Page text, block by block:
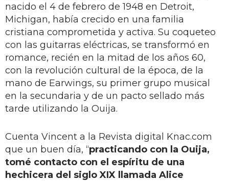
nacido el 4 de febrero de 1948 en Detroit,
Michigan, había crecido en una familia
cristiana comprometida y activa. Su coqueteo
con las guitarras eléctricas, se transformó en
romance, recién en la mitad de los años 60,
con la revolución cultural de la época, de la
mano de Earwings, su primer grupo musical
en la secundaria y de un pacto sellado más
tarde utilizando la Ouija.
Cuenta Vincent a la Revista digital Knac.com
que un buen día, “practicando con la Ouija,
tomé contacto con el espíritu de una
hechicera del siglo XIX llamada Alice